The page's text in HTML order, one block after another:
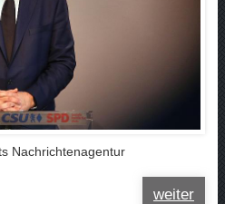
Nachrichtenagentur
weiter